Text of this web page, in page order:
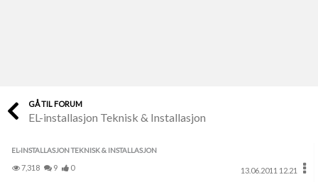
Finn håndverkere
Papirer som mangler
GÅ TIL FORUM
EL-installasjon Teknisk & Installasjon
EL-INSTALLASJON TEKNISK & INSTALLASJON
7,318 9 0 13.06.2011 12.21